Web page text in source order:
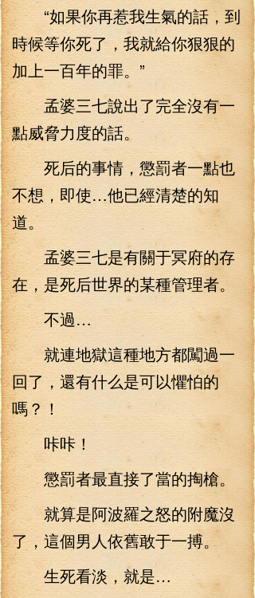
“如果你再惹我生氣的話，到
時候等你死了，我就給你狠狠的
加上一百年的罪。”
孟婆三七說出了完全沒有一
點威脅力度的話。
死后的事情，懲罰者一點也
不想，即使…他已經清楚的知
道。
孟婆三七是有關于冥府的存
在，是死后世界的某種管理者。
不過…
就連地獄這種地方都闖過一
回了，還有什么是可以懼怕的
嗎？！
咔咔！
懲罰者最直接了當的掏槍。
就算是阿波羅之怒的附魔沒
了，這個男人依舊敢于一搏。
生死看淡，就是…